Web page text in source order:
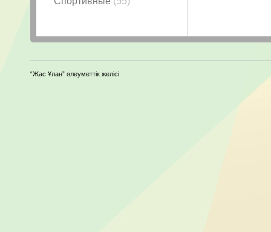
“Жас Ұлан” әлеуметтік желісі